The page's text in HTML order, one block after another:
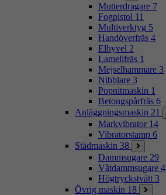
Mutterdragare 7
Fogpistol 11
Multiverktyg 5
Handöverfräs 4
Elhyvel 2
Lamellfräs 1
Mejselhammare 3
Nibblare 3
Popnitmaskin 1
Betongspårfräs 6
Anläggningsmaskin 21
Markvibrator 14
Vibratorstamp 6
Städmaskin 38
Dammsugare 29
Våtdammsugare 4
Högtryckstvätt 3
Övrig maskin 18